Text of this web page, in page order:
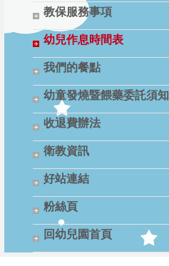
教保服務事項
幼兒作息時間表
我們的餐點
幼童發燒暨餵藥委託須知
收退費辦法
衛教資訊
好站連結
粉絲頁
回幼兒園首頁